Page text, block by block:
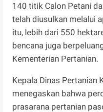
140 titik Calon Petani
telah diusulkan melalui
itu, lebih dari 550
bencana juga
Kementerian Pertanian.
Kepala Dinas Pertanian
menegaskan bahwa
prasarana pertanian